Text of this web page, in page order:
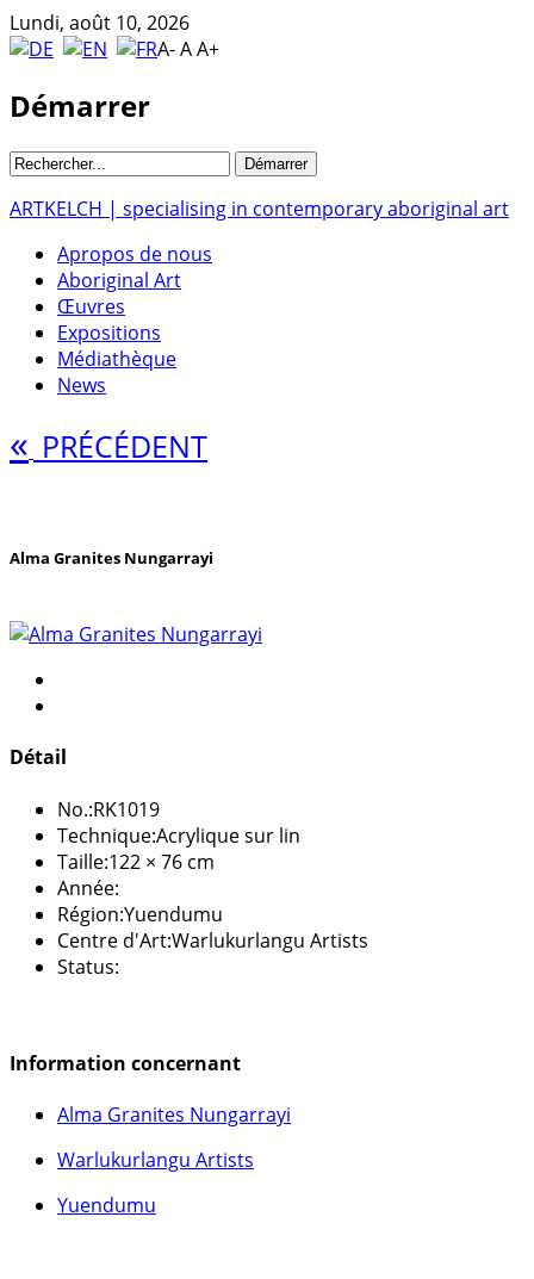
Lundi, août 10, 2026
A-AA+
Démarrer
ARTKELCH | specialising in contemporary aboriginal art
Apropos de nous
Aboriginal Art
Œuvres
Expositions
Médiathèque
News
« PRÉCÉDENT
Alma Granites Nungarrayi
Détail
No.:RK1019
Technique:Acrylique sur lin
Taille:122 × 76 cm
Année:
Région:Yuendumu
Centre d'Art:Warlukurlangu Artists
Status:
Information concernant
Alma Granites Nungarrayi
Warlukurlangu Artists
Yuendumu